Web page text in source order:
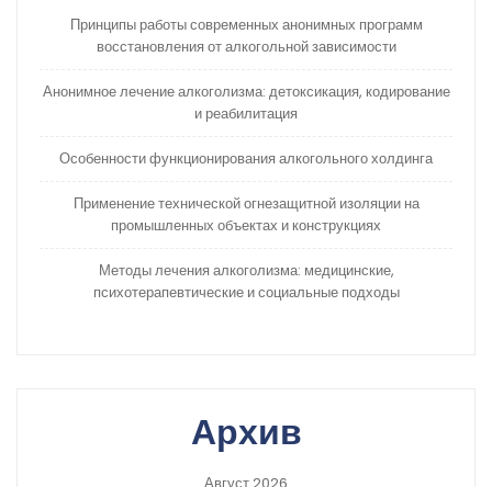
Принципы работы современных анонимных программ
восстановления от алкогольной зависимости
Анонимное лечение алкоголизма: детоксикация, кодирование
и реабилитация
Особенности функционирования алкогольного холдинга
Применение технической огнезащитной изоляции на
промышленных объектах и конструкциях
Методы лечения алкоголизма: медицинские,
психотерапевтические и социальные подходы
Архив